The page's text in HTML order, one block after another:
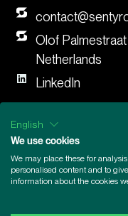
Olof
Netherlands
LinkedIn
General Terms and
Legal Information
Applicants|Disclaimer|
Committee | Cookie
© Sentyron B.V. 2025.
English
We use cookies
We may place these for
personalised content and to
information about the cookies